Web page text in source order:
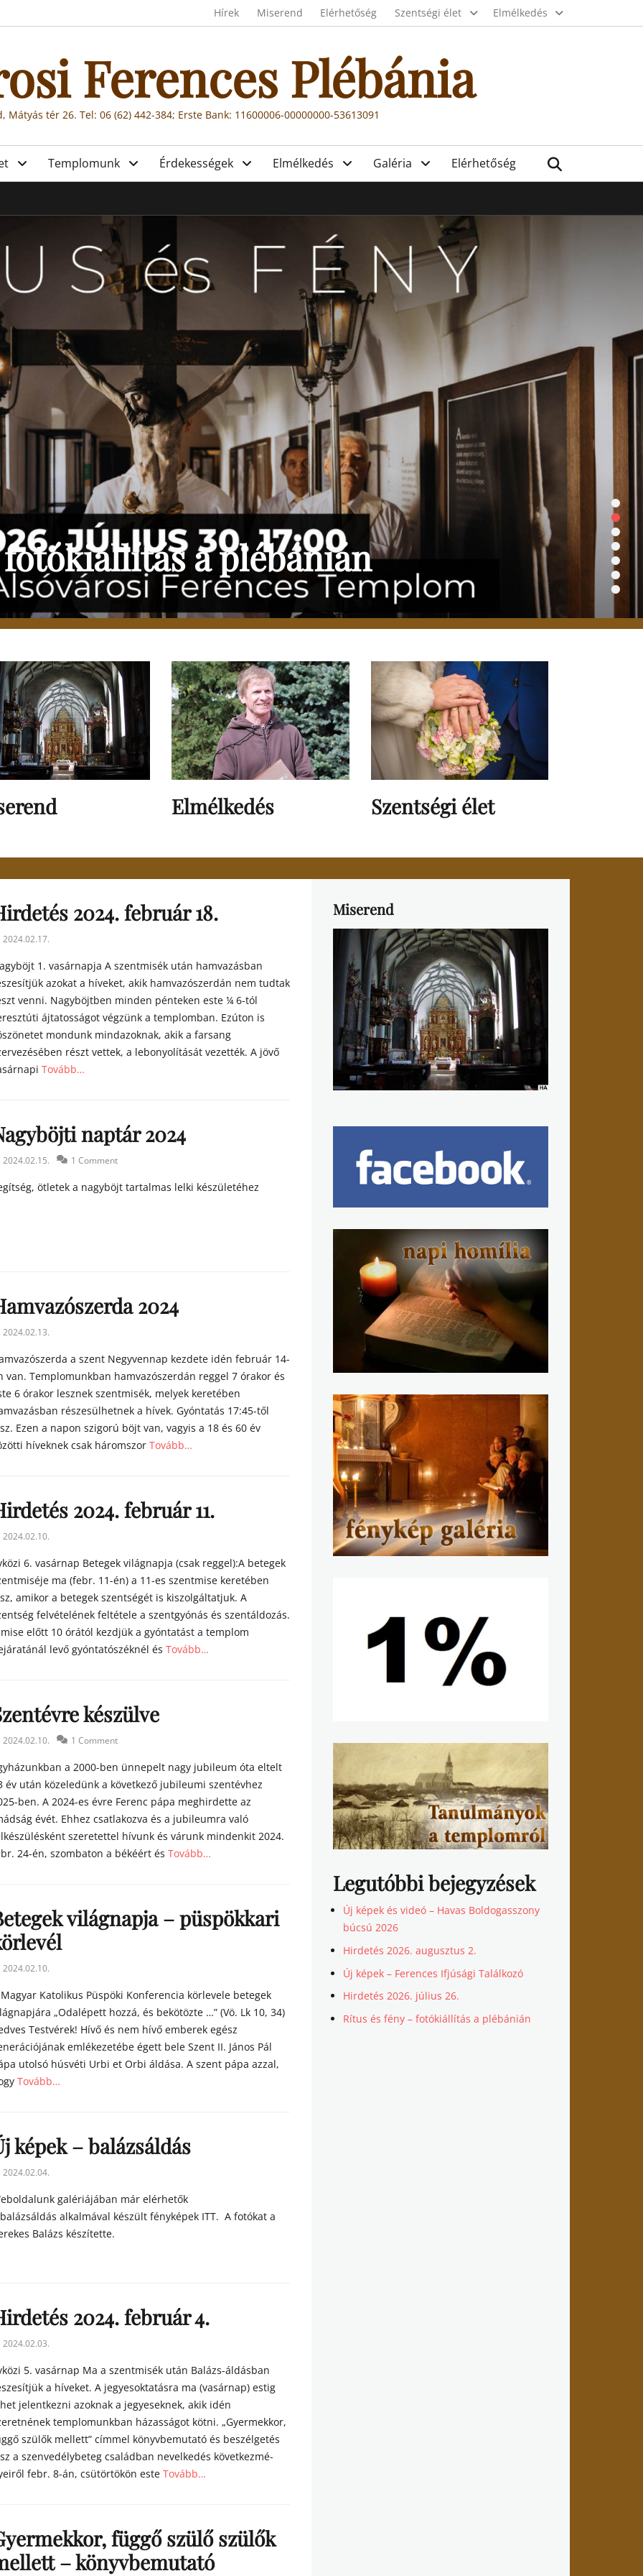
Header menu
Hírek Miserend Elérhetőség Szentségi élet Elmélkedés
Ferences Plébánia
Mátyás tér 26. Tel: 06 (62) 442-384; Erste Bank: 11600006-00000000-53613091
Templomunk Érdekességek Elmélkedés Galéria Elérhetőség
•
•
•
•
•
•
•
a plébánián
Elmélkedés Szentségi élet
2024. február 18.
2024.02.17.
1. vasárnapja A szentmisék után hamvazásban
azokat a híveket, akik hamvazószerdán nem tudtak
venni. Nagyböjtben minden pénteken este ¼ 6-tól
ájtatosságot végzünk a templomban. Ezúton is
mondunk mindazoknak, akik a farsang
részt vettek, a lebonyolítását vezették. A jövő
Tovább…
naptár 2024
2024.02.15. 1 Comment
ötletek a nagyböjt tartalmas lelki készületéhez
2024
2024.02.13.
a szent Negyvennap kezdete idén február 14-
van. Templomunkban hamvazószerdán reggel 7 órakor és
6 órakor lesznek szentmisék, melyek keretében
részesülhetnek a hívek. Gyóntatás 17:45-től
Ezen a napon szigorú böjt van, vagyis a 18 és 60 év
híveknek csak háromszor Tovább…
2024. február 11.
2024.02.10.
6. vasárnap Betegek világnapja (csak reggel):A betegek
ma (febr. 11-én) a 11-es szentmise keretében
amikor a betegek szentségét is kiszolgáltatjuk. A
felvételének feltétele a szentgyónás és szentáldozás.
előtt 10 órától kezdjük a gyóntatást a templom
levő gyóntatószéknél és Tovább…
készülve
2024.02.10. 1 Comment
a 2000-ben ünnepelt nagy jubileum óta eltelt
év után közeledünk a következő jubileumi szentévhez
ben. A 2024-es évre Ferenc pápa meghirdette az
évét. Ehhez csatlakozva és a jubileumra való
szeretettel hívunk és várunk mindenkit 2024.
24-én, szombaton a békéért és Tovább…
világnapja – püspökkari
2024.02.10.
Katolikus Püspöki Konferencia körlevele betegek
„Odalépett hozzá, és bekötözte …” (Vö. Lk 10, 34)
Testvérek! Hívő és nem hívő emberek egész
emlékezetébe égett bele Szent II. János Pál
utolsó húsvéti Urbi et Orbi áldása. A szent pápa azzal,
Tovább…
képek – balázsáldás
2024.02.04.
galériájában már elérhetők
alkalmával készült fényképek ITT. A fotókat a
Balázs készítette.
2024. február 4.
2024.02.03.
5. vasárnap Ma a szentmisék után Balázs-áldásban
a híveket. A jegyesoktatásra ma (vasárnap) estig
jelentkezni azoknak a jegyeseknek, akik idén
templomunkban házasságot kötni. „Gyermekkor,
szülők mellett” címmel könyvbemutató és beszélgetés
a szenvedélybeteg családban nevelkedés következmé­
febr. 8-án, csütörtökön este Tovább…
függő szülő szülők
– könyvbemutató
Miserend
Legutóbbi bejegyzések
Új képek és videó – Havas Boldogasszony
búcsú 2026
Hirdetés 2026. augusztus 2.
Új képek – Ferences Ifjúsági Találkozó
Hirdetés 2026. július 26.
Rítus és fény – fotókiállítás a plébánián